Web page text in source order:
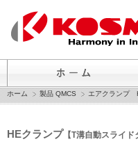
ホーム 製品 QMCS エアクランプ
HEクランプ 【T溝自動スライド